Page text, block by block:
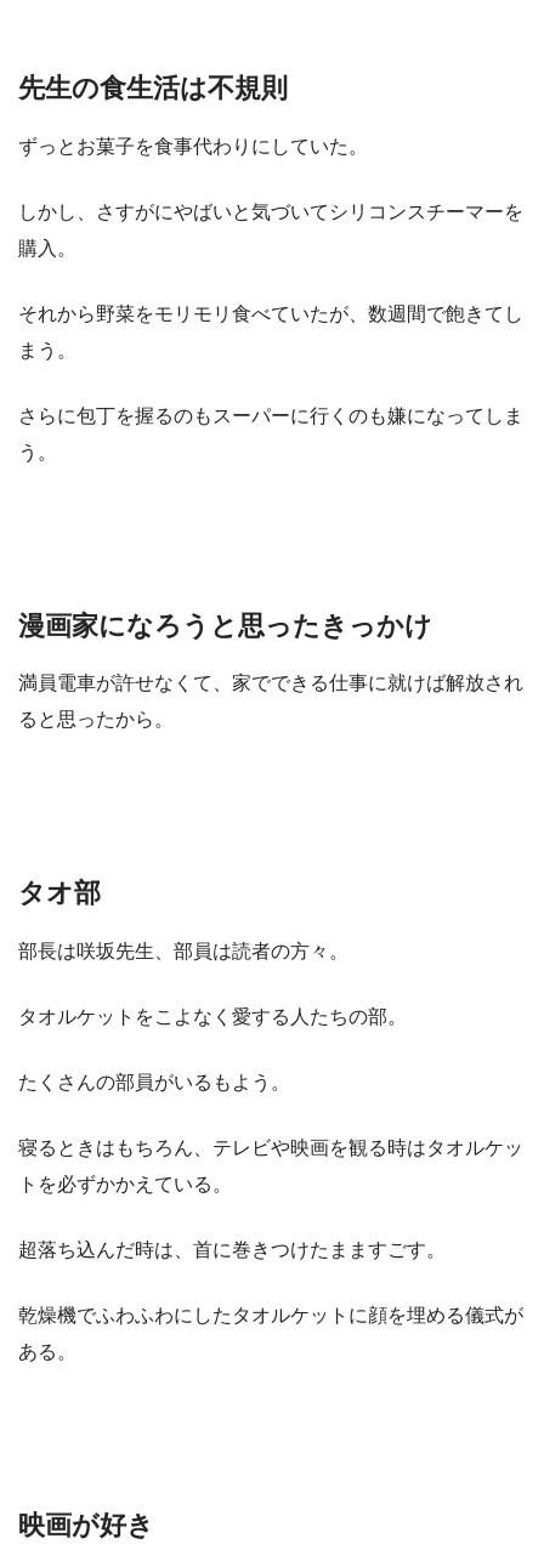
先生の食生活は不規則
ずっとお菓子を食事代わりにしていた。
しかし、さすがにやばいと気づいてシリコンスチーマーを
購入。
それから野菜をモリモリ食べていたが、数週間で飽きてし
まう。
さらに包丁を握るのもスーパーに行くのも嫌になってしま
う。
漫画家になろうと思ったきっかけ
満員電車が許せなくて、家でできる仕事に就けば解放され
ると思ったから。
タオ部
部長は咲坂先生、部員は読者の方々。
タオルケットをこよなく愛する人たちの部。
たくさんの部員がいるもよう。
寝るときはもちろん、テレビや映画を観る時はタオルケッ
トを必ずかかえている。
超落ち込んだ時は、首に巻きつけたまますごす。
乾燥機でふわふわにしたタオルケットに顔を埋める儀式が
ある。
映画が好き